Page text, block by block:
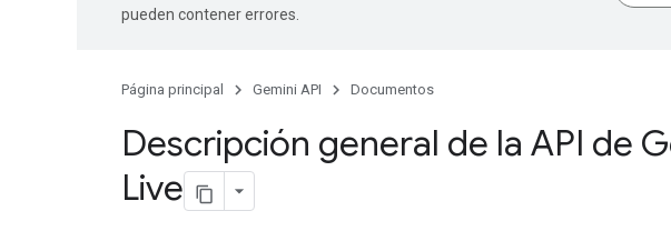
pueden contener errores.
Página principal Gemini API Documentos
Descripción general de la API de
Live